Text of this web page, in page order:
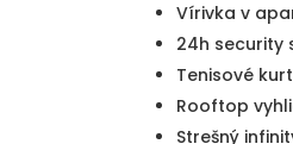
Vírivka v
24h security
Tenisové
Rooftop
Strešný